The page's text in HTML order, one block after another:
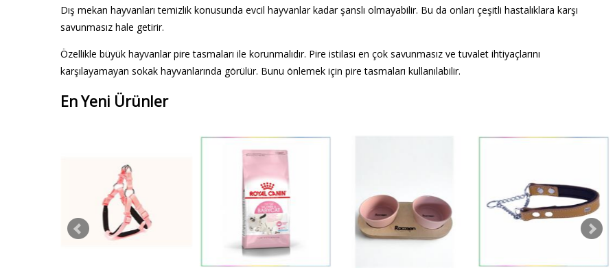
Dış mekan hayvanları temizlik konusunda evcil hayvanlar kadar şanslı olmayabilir. Bu da onları çeşitli hastalıklara karşı
savunmasız hale getirir.
Özellikle büyük hayvanlar pire tasmaları ile korunmalıdır. Pire istilası en çok savunmasız ve tuvalet ihtiyaçlarını
karşılayamayan sokak hayvanlarında görülür. Bunu önlemek için pire tasmaları kullanılabilir.
En Yeni Ürünler